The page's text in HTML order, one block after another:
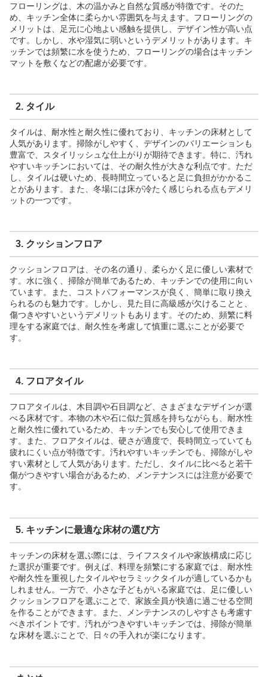
フローリングは、木の温かみと自然な質感が特徴です。そのた
め、キッチン全体に柔らかい雰囲気を与えます。フローリングの
メリットは、足元に心地よい感触を提供し、デザイン性が高い点
です。しかし、水や湿気に弱いというデメリットがあります。キ
ッチンでは頻繁に水を使うため、フローリングの場合はキッチン
マットを敷くなどの配慮が必要です。
2. タイル
タイルは、耐水性と耐久性に優れており、キッチンの床材として
人気があります。掃除がしやすく、デザインのバリエーションも
豊富で、スタイリッシュな仕上がりが期待できます。特に、汚れ
やすいキッチンにおいては、その耐久性が大きな利点です。ただ
し、タイルは硬いため、長時間立っていると足に負担がかかるこ
とがあります。また、冬場には床が冷たく感じられる点もデメリ
ットの一つです。
3. クッションフロア
クッションフロアは、その名の通り、柔らかく足に優しい素材で
す。水に強く、掃除が簡単であるため、キッチンでの使用に向い
ています。また、コストパフォーマンスが良く、簡単に取り換え
られるのも魅力です。しかし、見た目に高級感が欠けることと、
傷つきやすいというデメリットもあります。そのため、頻繁に料
理をする家庭では、耐久性を考慮して慎重に選ぶことが必要で
す。
4. フロアタイル
フロアタイルは、木目調や石目調など、さまざまなデザインが選
べる床材です。本物の木や石に似た質感を持ちながらも、耐水性
と耐久性に優れているため、キッチンでも安心して使用できま
す。また、フロアタイルは、硬さが適度で、長時間立っていても
疲れにくい点が特徴です。汚れやすいキッチンでも、掃除がしや
すい素材として人気があります。ただし、タイルに比べると若干
傷がつきやすい場合があるため、メンテナンスには注意が必要で
す。
5. キッチンに最適な床材の選び方
キッチンの床材を選ぶ際には、ライフスタイルや家族構成に応じ
た選択が重要です。例えば、料理を頻繁にする家庭では、耐水性
や耐久性を重視したタイルやセラミックタイルが適しているかも
しれません。一方で、小さな子どもがいる家庭では、足に優しい
クッションフロアを選ぶことで、家族全員が快適に過ごせる空間
を作ることができます。また、メンテナンスのしやすさも考慮す
べきポイントです。汚れがつきやすいキッチンでは、掃除が簡単
な床材を選ぶことで、日々の手入れが楽になります。